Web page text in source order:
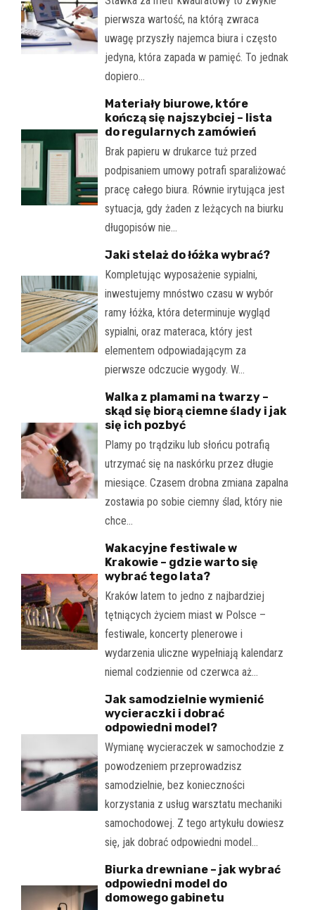
pierwsza wartość, na którą zwraca
uwagę przyszły najemca biura i często
jedyna, która zapada w pamięć. To jednak
dopiero…
Materiały biurowe, które
kończą się najszybciej – lista
do regularnych zamówień
Brak papieru w drukarce tuż przed
podpisaniem umowy potrafi sparaliżować
pracę całego biura. Równie irytująca jest
sytuacja, gdy żaden z leżących na biurku
długopisów nie…
Jaki stelaż do łóżka wybrać?
Kompletując wyposażenie sypialni,
inwestujemy mnóstwo czasu w wybór
ramy łóżka, która determinuje wygląd
sypialni, oraz materaca, który jest
elementem odpowiadającym za
pierwsze odczucie wygody. W…
Walka z plamami na twarzy –
skąd się biorą ciemne ślady i jak
się ich pozbyć
Plamy po trądziku lub słońcu potrafią
utrzymać się na naskórku przez długie
miesiące. Czasem drobna zmiana zapalna
zostawia po sobie ciemny ślad, który nie
chce…
Wakacyjne festiwale w
Krakowie – gdzie warto się
wybrać tego lata?
Kraków latem to jedno z najbardziej
tętniących życiem miast w Polsce –
festiwale, koncerty plenerowe i
wydarzenia uliczne wypełniają kalendarz
niemal codziennie od czerwca aż…
Jak samodzielnie wymienić
wycieraczki i dobrać
odpowiedni model?
Wymianę wycieraczek w samochodzie z
powodzeniem przeprowadzisz
samodzielnie, bez konieczności
korzystania z usług warsztatu mechaniki
samochodowej. Z tego artykułu dowiesz
się, jak dobrać odpowiedni model…
Biurka drewniane – jak wybrać
odpowiedni model do
domowego gabinetu